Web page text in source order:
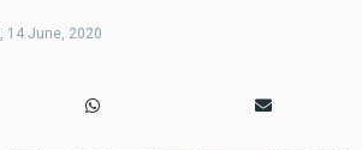
14 June, 2020